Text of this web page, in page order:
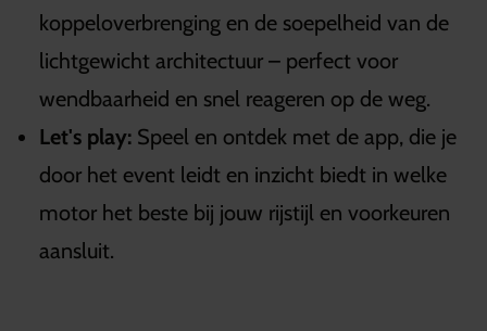
koppeloverbrenging en de soepelheid van de
lichtgewicht architectuur – perfect voor
wendbaarheid en snel reageren op de weg.
Let's play: Speel en ontdek met de app, die je
door het event leidt en inzicht biedt in welke
motor het beste bij jouw rijstijl en voorkeuren
aansluit.